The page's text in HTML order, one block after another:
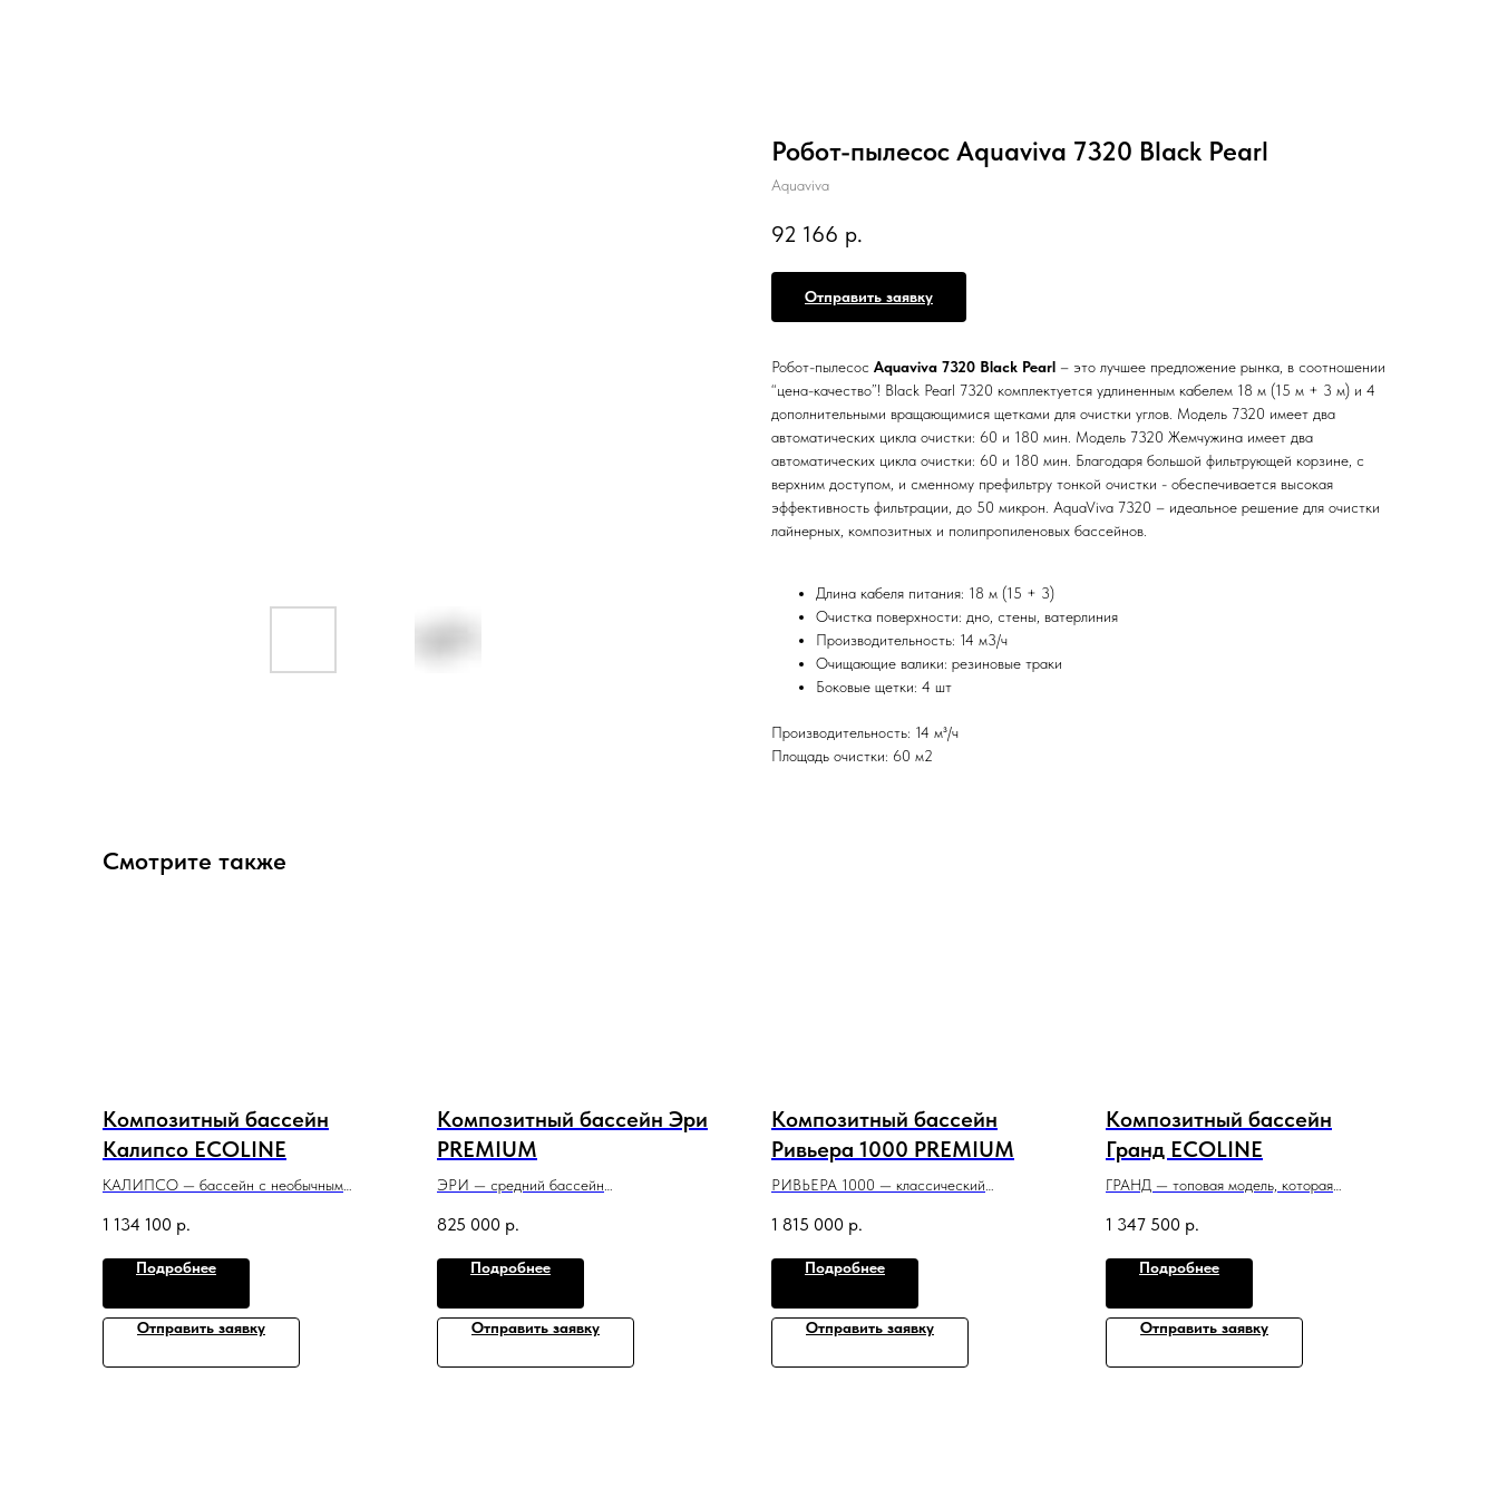
Робот-пылесоc Aquaviva 7320 Black Pearl
Aquaviva
92 166 р.
Отправить заявку
Робот-пылесоc Aquaviva 7320 Black Pearl – это лучшее предложение рынка, в соотношении
“цена-качество”! Black Pearl 7320 комплектуется удлиненным кабелем 18 м (15 м + 3 м) и 4
дополнительными вращающимися щетками для очистки углов. Модель 7320 имеет два
автоматических цикла очистки: 60 и 180 мин. Модель 7320 Жемчужина имеет два
автоматических цикла очистки: 60 и 180 мин. Благодаря большой фильтрующей корзине, с
верхним доступом, и сменному префильтру тонкой очистки - обеспечивается высокая
эффективность фильтрации, до 50 микрон. AquaViva 7320 – идеальное решение для очистки
лайнерных, композитных и полипропиленовых бассейнов.
Длина кабеля питания: 18 м (15 + 3)
Очистка поверхности: дно, стены, ватерлиния
Производительность: 14 м3/ч
Очищающие валики: резиновые траки
Боковые щетки: 4 шт
Производительность: 14 м³/ч
Площадь очистки: 60 м2
Смотрите также
Композитный бассейн
Калипсо ECOLINE
КАЛИПСО — бассейн с необычным
призывает к спокойному отдыху и релаксу
в воде.
8 м x 3,6 м x 1,5 м
1 134 100 р.
Подробнее
Отправить заявку
Композитный бассейн Эри
PREMIUM
ЭРИ — средний бассейн
который оптимально подойдет для
небольшого участка.
6 м x 3 м x 1,5 м
825 000 р.
Подробнее
Отправить заявку
Композитный бассейн
Ривьера 1000 PREMIUM
РИВЬЕРА 1000 — классический
сдержанным стилем и максимальной
полезной площадью.
10 м x 3,6 м x 1,5 м
1 815 000 р.
Подробнее
Отправить заявку
Композитный бассейн
Гранд ECOLINE
ГРАНД — топовая модель, которая
с бортика и плаванья, вечеринок с гостями
и отдыха с детьми.
9 м x 3,6 м x 1,3−1,8 м
1 347 500 р.
Подробнее
Отправить заявку